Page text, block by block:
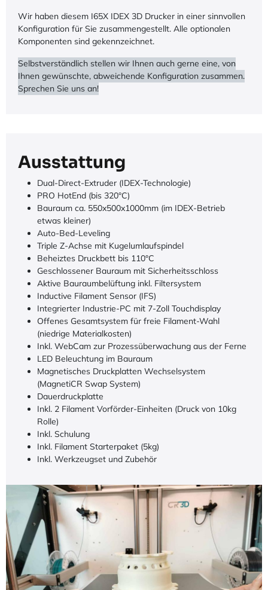
Wir haben diesem I65X IDEX 3D Drucker in einer sinnvollen
Konfiguration für Sie zusammengestellt. Alle optionalen
Komponenten sind gekennzeichnet.
Selbstverständlich stellen wir Ihnen auch gerne eine, von
Ihnen gewünschte, abweichende Konfiguration zusammen.
Sprechen Sie uns an!
Ausstattung
Dual-Direct-Extruder (IDEX-Technologie)
PRO HotEnd (bis 320°C)
Bauraum ca. 550x500x1000mm (im IDEX-Betrieb
etwas kleiner)
Auto-Bed-Leveling
Triple Z-Achse mit Kugelumlaufspindel
Beheiztes Druckbett bis 110°C
Geschlossener Bauraum mit Sicherheitsschloss
Aktive Bauraumbelüftung inkl. Filtersystem
Inductive Filament Sensor (IFS)
Integrierter Industrie-PC mit 7-Zoll Touchdisplay
Offenes Gesamtsystem für freie Filament-Wahl
(niedrige Materialkosten)
Inkl. WebCam zur Prozessüberwachung aus der Ferne
LED Beleuchtung im Bauraum
Magnetisches Druckplatten Wechselsystem
(MagnetiCR Swap System)
Dauerdruckplatte
Inkl. 2 Filament Vorförder-Einheiten (Druck von 10kg
Rolle)
Inkl. Schulung
Inkl. Filament Starterpaket (5kg)
Inkl. Werkzeugset und Zubehör